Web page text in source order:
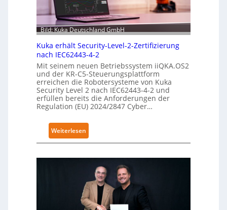
Bild: Kuka Deutschland GmbH
Kuka erhält Security-Level-2-Zertifizierung
nach IEC62443-4-2
Mit seinem neuen Betriebssystem iiQKA.OS2
und der KR-C5-Steuerungsplattform
erreichen die Robotersysteme von Kuka
Security Level 2 nach IEC62443-4-2 und
erfüllen bereits die Anforderungen der
Regulation (EU) 2024/2847 Cyber…
Weiterlesen:
K
e
r
h